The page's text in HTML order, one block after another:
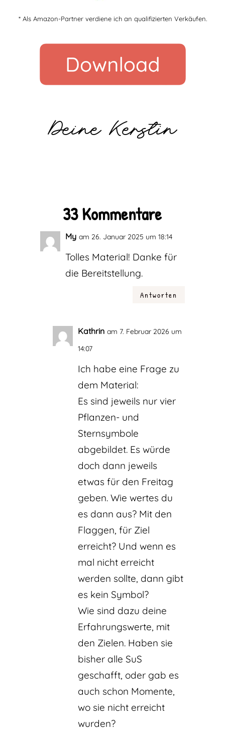
* Als Amazon-Partner verdiene ich an qualifizierten Verkäufen.
Deine Kerstin
33 Kommentare
My am 26. Januar 2025 um 18:14
Tolles Material! Danke für
die Bereitstellung.
Antworten
Kathrin am 7. Februar 2026 um
14:07
Ich habe eine Frage zu
dem Material:
Es sind jeweils nur vier
Pflanzen- und
Sternsymbole
abgebildet. Es würde
doch dann jeweils
etwas für den Freitag
geben. Wie wertes du
es dann aus? Mit den
Flaggen, für Ziel
erreicht? Und wenn es
mal nicht erreicht
werden sollte, dann gibt
es kein Symbol?
Wie sind dazu deine
Erfahrungswerte, mit
den Zielen. Haben sie
bisher alle SuS
geschafft, oder gab es
auch schon Momente,
wo sie nicht erreicht
wurden?